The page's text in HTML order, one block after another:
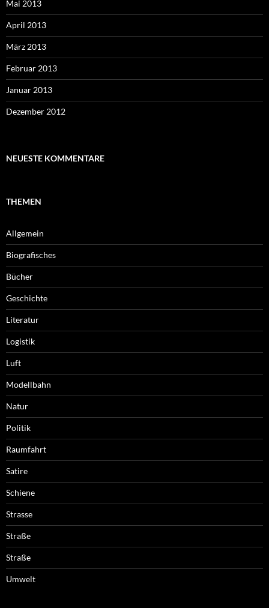
Mai 2013
April 2013
März 2013
Februar 2013
Januar 2013
Dezember 2012
NEUESTE KOMMENTARE
THEMEN
Allgemein
Biografisches
Bücher
Geschichte
Literatur
Logistik
Luft
Modellbahn
Natur
Politik
Raumfahrt
Satire
Schiene
Strasse
Straße
Straße
Umwelt